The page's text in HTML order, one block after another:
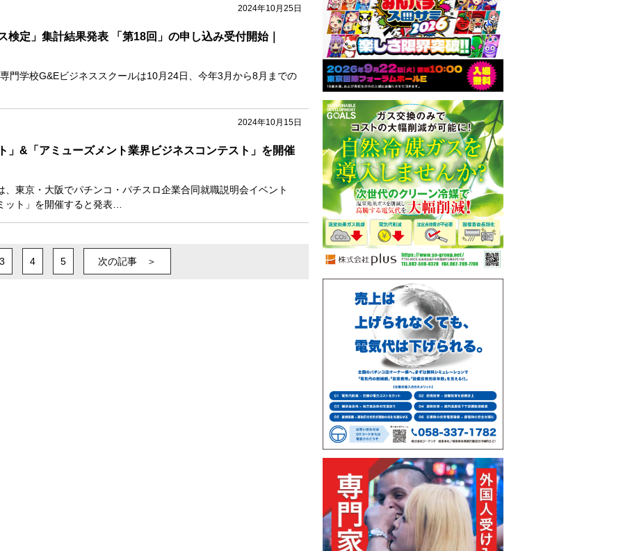
2024年10月25日
検定」集計結果発表 「第18回」の申し込み受付開始｜
門学校G&Eビジネススクールは10月24日、今年3月から8月までの
2024年10月15日
」&「アミューズメント業界ビジネスコンテスト」を開催
、東京・大阪でパチンコ・パチスロ企業合同就職説明会イベント
ット」を開催すると発表…
3 4 5 次の記事 ＞